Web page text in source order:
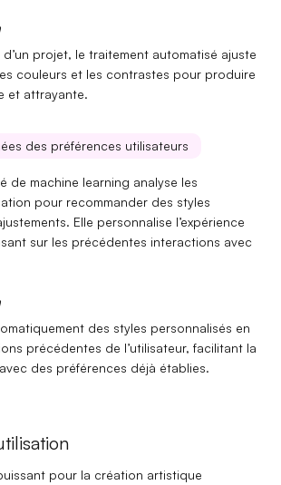
projet, letraitement automatisé ajuste
couleurs et les contrastes pour produire
et attrayante.
des préférences utilisateurs
de machine learning analyse les
pour recommander des styles
Elle personnalise l’expérience
sur les précédentes interactions avec
des styles personnalisés en
précédentes de l’utilisateur, facilitant la
des préférences déjà établies.
pour la création artistique